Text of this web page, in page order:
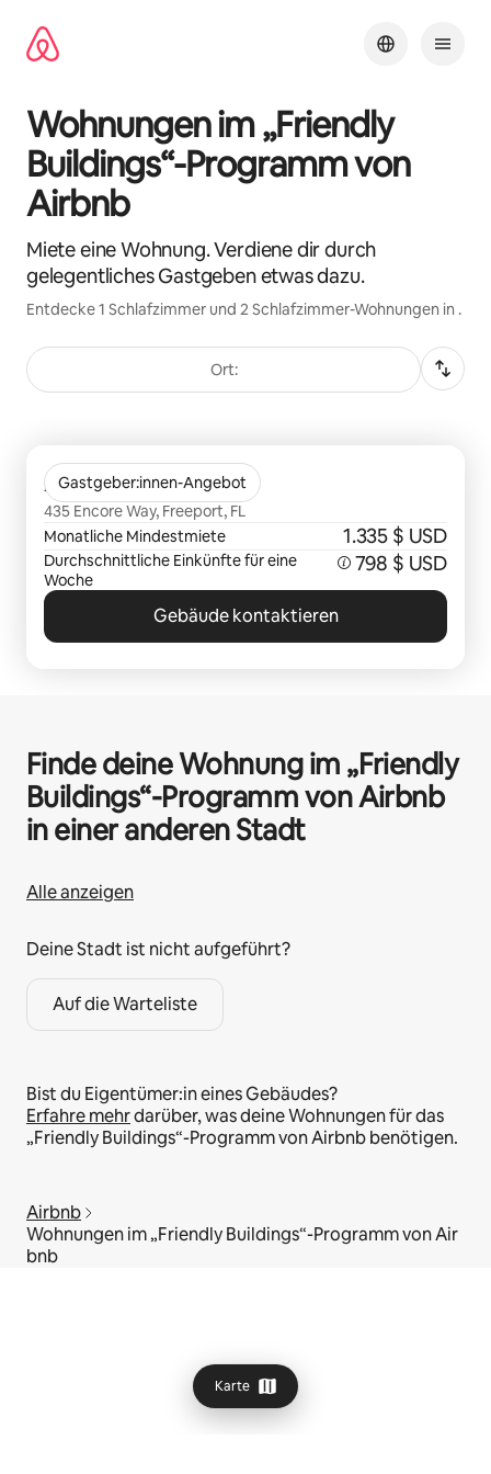
Inhalten
springen
Wohnungen im „Friendly
Buildings“-Programm von
Airbnb
Miete eine Wohnung. Verdiene dir durch
gelegentliches Gastgeben etwas dazu.
Entdecke 1 Schlafzimmer und 2 Schlafzimmer-Wohnungen in .
Ort:
Gastgeber:innen-Angebot
Arcadia 331
435 Encore Way, Freeport, FL
Monatliche Mindestmiete
1.335 $ USD
Durchschnittliche Einkünfte für eine
Woche
798 $ USD
Gebäude kontaktieren
Karte
Finde deine Wohnung im „Friendly
Buildings“-Programm von Airbnb
in einer anderen Stadt
Alle anzeigen
Deine Stadt ist nicht aufgeführt?
Auf die Warteliste
Bist du Eigentümer:in eines Gebäudes?
Erfahre mehrdarüber, was deine Wohnungen für das
„Friendly Buildings“-Programm von Airbnb benötigen.
Airbnb
Wohnungen im „Friendly Buildings“-Programm von Air
bnb